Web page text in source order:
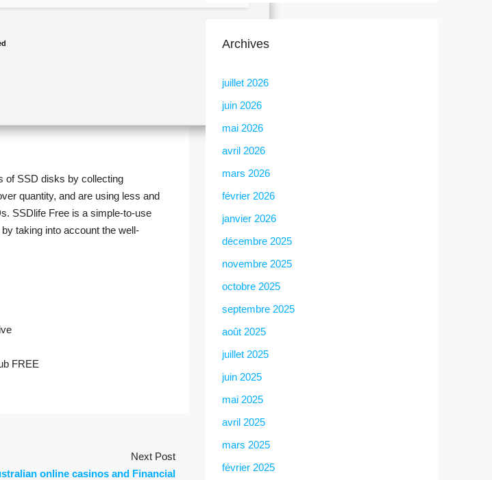
of SSD disks by collecting
quantity, and are using less and
SSDlife Free is a simple-to-use
taking into account the well-
FREE
Next Post
online casinos and Financial
Archives
juillet 2026
juin 2026
mai 2026
avril 2026
mars 2026
février 2026
janvier 2026
décembre 2025
novembre 2025
octobre 2025
septembre 2025
août 2025
juillet 2025
juin 2025
mai 2025
avril 2025
mars 2025
février 2025